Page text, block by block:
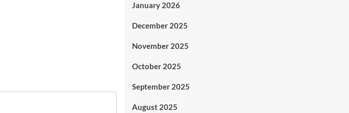
January 2026
December 2025
November 2025
October 2025
September 2025
August 2025